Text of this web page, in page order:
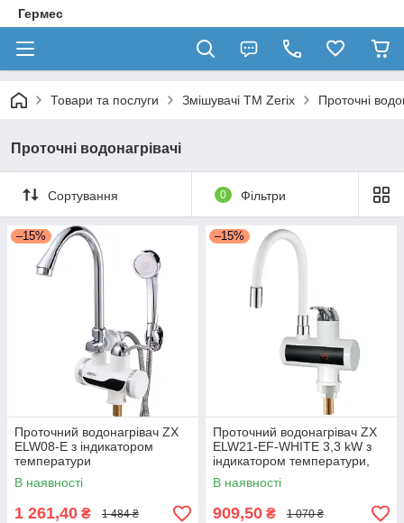
Гермес
Товари та послуги Змішувачі TM Zerix Проточні
Проточні водонагрівачі
Сортування 0 Фільтри
–15%
Проточний водонагрівач ZX
ELW08-E з індикатором
температури
В наявності
1 261,40 ₴ 1 484 ₴
–15%
Проточний водонагрівач ZX
ELW21-EF-WHITE 3,3 kW з
індикатором температури,
силіконовий вилив
В наявності
909,50 ₴ 1 070 ₴